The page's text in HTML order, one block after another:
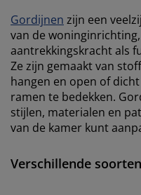
Gordijnen zijn een
van de
aantrekkingskracht als
Ze zijn gemaakt van
hangen en open of
ramen te bedekken.
stijlen, materialen en
van de kamer kunt
Verschillende